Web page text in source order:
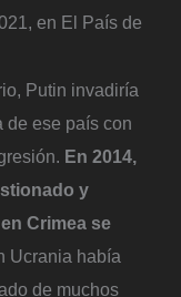
en El País de
Putin invadiría
de ese país con
En 2014,
y
Crimea se
Ucrania había
de muchos